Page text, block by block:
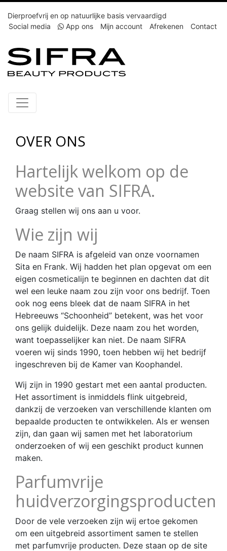
Dierproefvrij en op natuurlijke basis vervaardigd
Social media
App ons Mijn account Afrekenen Contact
OVER ONS
Hartelijk welkom op de
website van SIFRA.
Graag stellen wij ons aan u voor.
Wie zijn wij
De naam SIFRA is afgeleid van onze voornamen
Sita en Frank. Wij hadden het plan opgevat om een
eigen cosmeticalijn te beginnen en dachten dat dit
wel een leuke naam zou zijn voor ons bedrijf. Toen
ook nog eens bleek dat de naam SIFRA in het
Hebreeuws “Schoonheid” betekent, was het voor
ons gelijk duidelijk. Deze naam zou het worden,
want toepasselijker kan niet. De naam SIFRA
voeren wij sinds 1990, toen hebben wij het bedrijf
ingeschreven bij de Kamer van Koophandel.
Wij zijn in 1990 gestart met een aantal producten.
Het assortiment is inmiddels flink uitgebreid,
dankzij de verzoeken van verschillende klanten om
bepaalde producten te ontwikkelen. Als er wensen
zijn, dan gaan wij samen met het laboratorium
onderzoeken of wij een geschikt product kunnen
maken.
Parfumvrije
huidverzorgingsproducten
Door de vele verzoeken zijn wij ertoe gekomen
om een uitgebreid assortiment samen te stellen
met parfumvrije producten. Deze staan op de site